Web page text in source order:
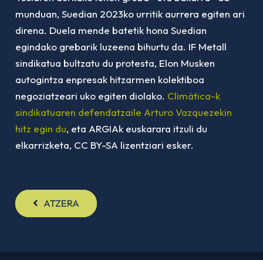
munduan, Suedian 2023ko urritik aurrera egiten ari
direna. Duela mende batetik hona Suedian
egindako grebarik luzeena bihurtu da. IF Metall
sindikatua bultzatu du protesta, Elon Musken
autogintza enpresak hitzarmen kolektiboa
negoziatzeari uko egiten diolako. Climática-k
sindikatuaren defendatzaile Arturo Vazquezekin
hitz egin du, eta ARGIAk euskarara itzuli du
elkarrizketa, CC BY-SA lizentziari esker.
ATZERA